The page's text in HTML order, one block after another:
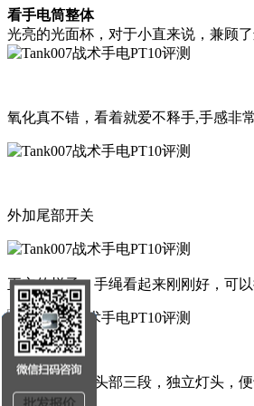
看手电筒整体
光亮的光面杯，对于小直来说，兼顾
氧化真不错，看着就爱不释手,手感非
外加尾部开关
正立的样子，手绳看起来刚刚好，可
尾部，中桶，头部三段，独立灯头，